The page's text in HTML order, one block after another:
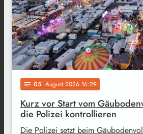
notes 05. August 2026 16:29
Kurz vor Start vom
die Polizei kontrollieren
Die Polizei setzt beim